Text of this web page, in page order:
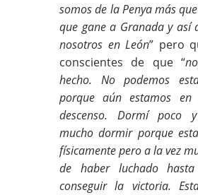
somos de la Penya más
que gane a Granada y así
nosotros en León” pero
conscientes de que “
hecho. No podemos
porque aún estamos en
descenso. Dormí poco
mucho dormir porque
físicamente pero a la vez
de haber luchado
conseguir la victoria.